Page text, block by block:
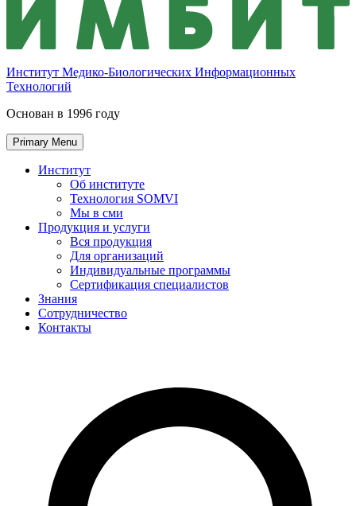
Институт Медико-Биологических Информационных
Технологий
Основан в 1996 году
Primary Menu
Институт
Об институте
Технология SOMVI
Мы в сми
Продукция и услуги
Вся продукция
Для организаций
Индивидуальные программы
Сертификация специалистов
Знания
Сотрудничество
Контакты